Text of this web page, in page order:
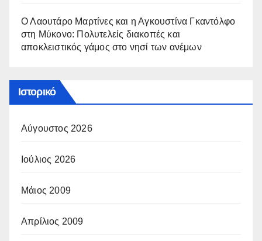
Ο Λαουτάρο Μαρτίνες και η Αγκουστίνα Γκαντόλφο
στη Μύκονο: Πολυτελείς διακοπές και
αποκλειστικός γάμος στο νησί των ανέμων
Ιστορικό
Αύγουστος 2026
Ιούλιος 2026
Μάιος 2009
Απρίλιος 2009